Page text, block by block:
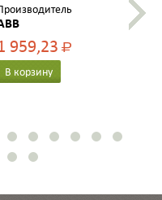
959,23Р
В корзину